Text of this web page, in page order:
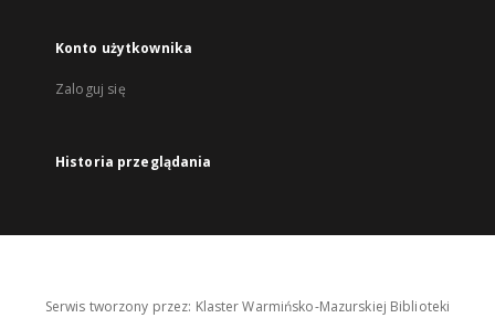
Konto użytkownika
Zaloguj się
Historia przeglądania
Serwis tworzony przez: Klaster Warmińsko-Mazurskiej Biblioteki